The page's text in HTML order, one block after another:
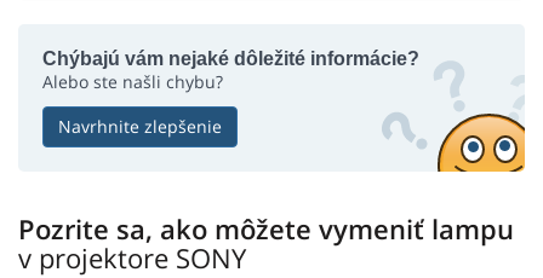
Chýbajú vám nejaké dôležité informácie?
Alebo ste našli chybu?
Navrhnite zlepšenie
Pozrite sa, ako môžete vymeniť lampu
v projektore SONY